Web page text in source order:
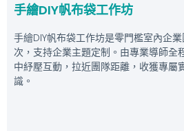
手繪DIY帆布袋工作坊
手繪DIY帆布袋工作坊是零門檻室內企
次，支持企業主題定制。由專業導師全
中紓壓互動，拉近團隊距離，收獲專屬
識。